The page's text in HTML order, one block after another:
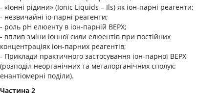
- «Іонні рідини» (Ionic Liquids – Ils) як іон-парні реагенти;
- незвичайні іо-парні реагенти;
- роль рН елюенту в іон-парній ВЕРХ;
- вплив зміни іонної сили елюентів при постійних
концентраціях іон-парних реагентів;
- Приклади практичного застосування іон-парної ВЕРХ
(розподіл неорганічних та металорганічних сполук;
енантіомерні поділи).
Частина 2